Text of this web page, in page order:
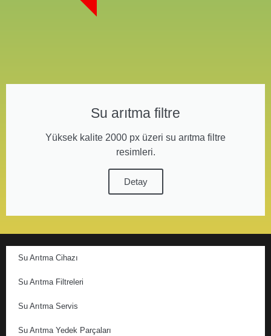
Su arıtma filtre
Yüksek kalite 2000 px üzeri su arıtma filtre
resimleri.
Detay
Su Arıtma Cihazı
Su Arıtma Filtreleri
Su Arıtma Servis
Su Arıtma Yedek Parçaları